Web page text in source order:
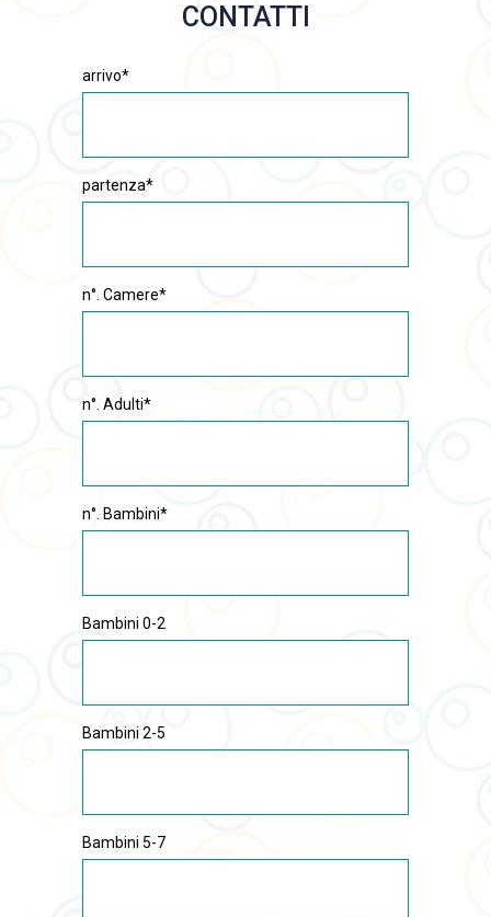
CONTATTI
arrivo*
partenza*
n°. Camere*
n°. Adulti*
n°. Bambini*
Bambini 0-2
Bambini 2-5
Bambini 5-7